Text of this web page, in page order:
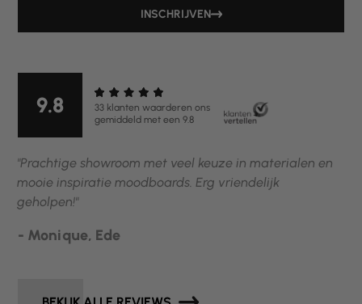
INSCHRIJVEN
9.8
33 klanten waarderen ons
gemiddeld met een 9.8
"Prachtige showroom met veel keuze in materialen en
mooie inspiratie moodboards. Erg vriendelijk
geholpen!"
- Monique, Ede